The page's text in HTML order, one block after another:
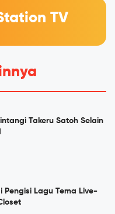
TV
Takeru Satoh Selain
Pengisi Lagu Tema Live-